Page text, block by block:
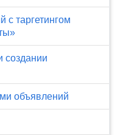
с таргетингом
создании
объявлений